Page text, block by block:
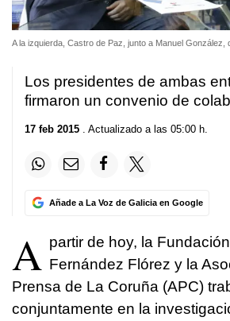
A la izquierda, Castro de Paz, junto a Manuel González,
Los presidentes de ambas
firmaron un convenio de
17 feb 2015 . Actualizado a las 05:00 h.
Añade a La Voz de Galicia en Google
A partir de hoy, la
Fernández Flórez y la
Prensa de La Coruña (APC)
conjuntamente en la